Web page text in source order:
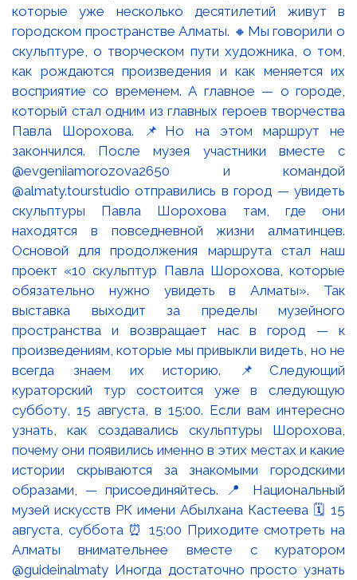
которые уже несколько десятилетий живут в
городском пространстве Алматы. 🔸Мы говорили о
скульптуре, о творческом пути художника, о том,
как рождаются произведения и как меняется их
восприятие со временем. А главное — о городе,
который стал одним из главных героев творчества
Павла Шорохова. 📌Но на этом маршрут не
закончился. После музея участники вместе с
@evgeniiamorozova2650 и командой
@almaty.tourstudio отправились в город — увидеть
скульптуры Павла Шорохова там, где они
находятся в повседневной жизни алматинцев.
Основой для продолжения маршрута стал наш
проект «10 скульптур Павла Шорохова, которые
обязательно нужно увидеть в Алматы». Так
выставка выходит за пределы музейного
пространства и возвращает нас в город — к
произведениям, которые мы привыкли видеть, но не
всегда знаем их историю. 📌Следующий
кураторский тур состоится уже в следующую
субботу, 15 августа, в 15:00. Если вам интересно
узнать, как создавались скульптуры Шорохова,
почему они появились именно в этих местах и какие
истории скрываются за знакомыми городскими
образами, — присоединяйтесь. 📍 Национальный
музей искусств РК имени Абылхана Кастеева 🗓 15
августа, суббота ⏰ 15:00 Приходите смотреть на
Алматы внимательнее вместе с куратором
@guideinalmaty Иногда достаточно просто узнать